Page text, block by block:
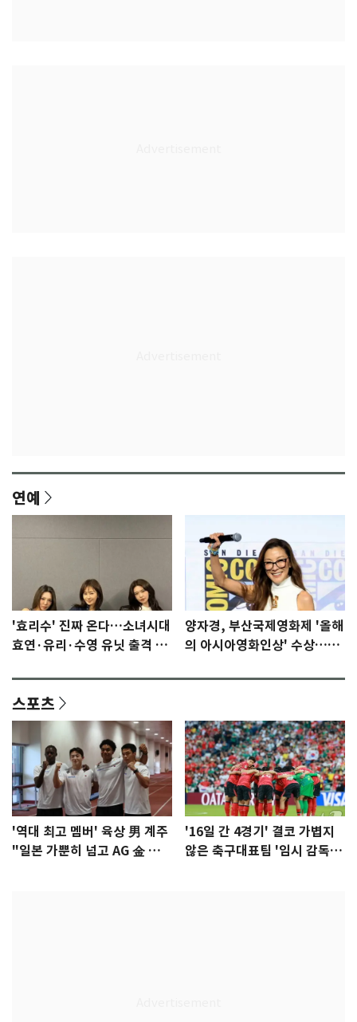
연예
'효리수' 진짜 온다…소녀시대
효연·유리·수영 유닛 출격 [N
양자경, 부산국제영화제 '올해
의 아시아영화인상' 수상…15
스포츠
'역대 최고 멤버' 육상 男 계주
"일본 가뿐히 넘고 AG 金 따겠
'16일 간 4경기' 결코 가볍지
않은 축구대표팀 '임시 감독'